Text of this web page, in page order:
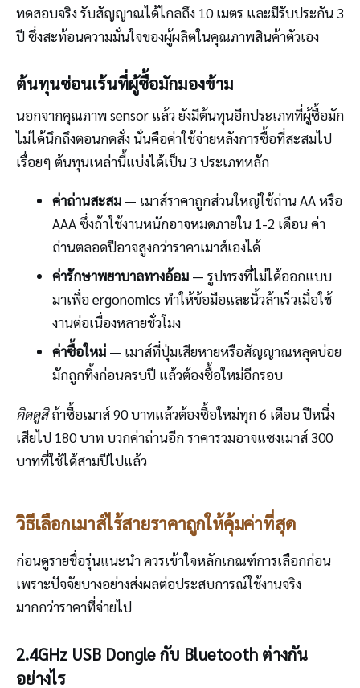
ทดสอบจริง รับสัญญาณได้ไกลถึง 10 เมตร และมีรับประกัน 3
ปี ซึ่งสะท้อนความมั่นใจของผู้ผลิตในคุณภาพสินค้าตัวเอง
ต้นทุนซ่อนเร้นที่ผู้ซื้อมักมองข้าม
นอกจากคุณภาพ sensor แล้ว ยังมีต้นทุนอีกประเภทที่ผู้ซื้อมัก
ไม่ได้นึกถึงตอนกดสั่ง นั่นคือค่าใช้จ่ายหลังการซื้อที่สะสมไป
เรื่อยๆ ต้นทุนเหล่านี้แบ่งได้เป็น 3 ประเภทหลัก
ค่าถ่านสะสม— เมาส์ราคาถูกส่วนใหญ่ใช้ถ่าน AA หรือ
AAA ซึ่งถ้าใช้งานหนักอาจหมดภายใน 1-2 เดือน ค่า
ถ่านตลอดปีอาจสูงกว่าราคาเมาส์เองได้
ค่ารักษาพยาบาลทางอ้อม— รูปทรงที่ไม่ได้ออกแบบ
มาเพื่อ ergonomics ทำให้ข้อมือและนิ้วล้าเร็วเมื่อใช้
งานต่อเนื่องหลายชั่วโมง
ค่าซื้อใหม่— เมาส์ที่ปุ่มเสียหายหรือสัญญาณหลุดบ่อย
มักถูกทิ้งก่อนครบปี แล้วต้องซื้อใหม่อีกรอบ
คิดดูสิถ้าซื้อเมาส์ 90 บาทแล้วต้องซื้อใหม่ทุก 6 เดือน ปีหนึ่ง
เสียไป 180 บาท บวกค่าถ่านอีก ราคารวมอาจแซงเมาส์ 300
บาทที่ใช้ได้สามปีไปแล้ว
วิธีเลือกเมาส์ไร้สายราคาถูกให้คุ้มค่าที่สุด
ก่อนดูรายชื่อรุ่นแนะนำ ควรเข้าใจหลักเกณฑ์การเลือกก่อน
เพราะปัจจัยบางอย่างส่งผลต่อประสบการณ์ใช้งานจริง
มากกว่าราคาที่จ่ายไป
2.4GHz USB Dongle กับ Bluetooth ต่างกัน
อย่างไร